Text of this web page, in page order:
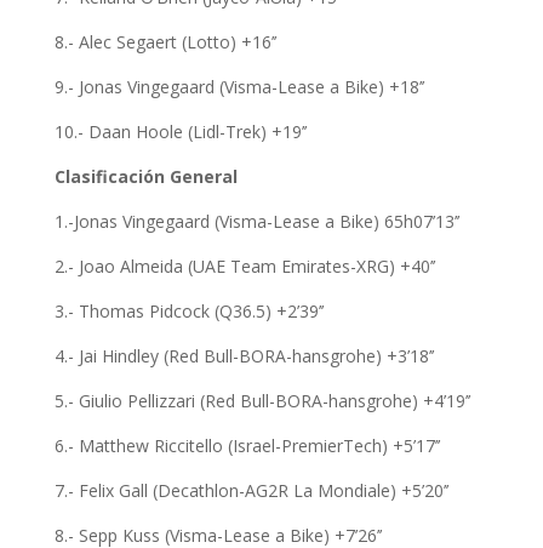
8.- Alec Segaert (Lotto) +16’’
9.- Jonas Vingegaard (Visma-Lease a Bike) +18’’
10.- Daan Hoole (Lidl-Trek) +19’’
Clasificación General
1.-Jonas Vingegaard (Visma-Lease a Bike) 65h07’13’’
2.- Joao Almeida (UAE Team Emirates-XRG) +40’’
3.- Thomas Pidcock (Q36.5) +2’39’’
4.- Jai Hindley (Red Bull-BORA-hansgrohe) +3’18’’
5.- Giulio Pellizzari (Red Bull-BORA-hansgrohe) +4’19’’
6.- Matthew Riccitello (Israel-PremierTech) +5’17’’
7.- Felix Gall (Decathlon-AG2R La Mondiale) +5’20’’
8.- Sepp Kuss (Visma-Lease a Bike) +7’26’’